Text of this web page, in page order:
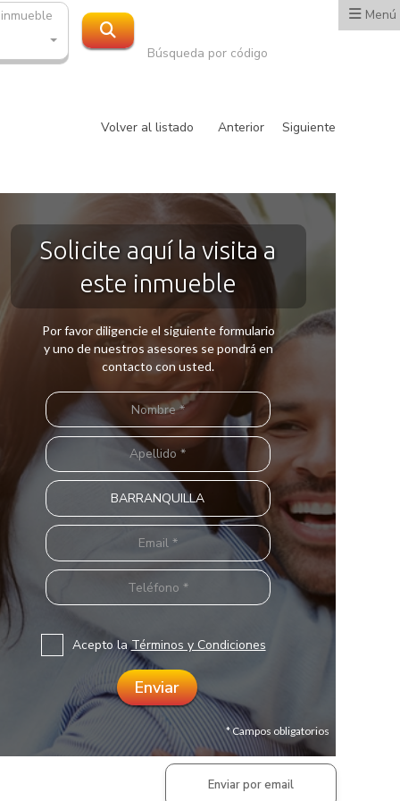
Menú
Búsqueda por código
Volver al listado Anterior Siguiente
Solicite aquí la visita a
este inmueble
Por favor diligencie el siguiente formulario
y uno de nuestros asesores se pondrá en
contacto con usted.
Acepto laTérminos y Condiciones
* Campos obligatorios
Enviar por email